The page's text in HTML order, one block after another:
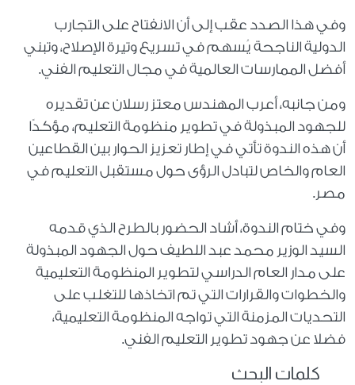
وفي هذا الصدد عقب إلى أن الانفتاح على التجارب
الدولية الناجحة يُسهم في تسريع وتيرة الإصلاح، وتبني
أفضل الممارسات العالمية في مجال التعليم الفني.
ومن جانبه، أعرب المهندس معتز رسلان عن تقديره
للجهود المبذولة في تطوير منظومة التعليم، مؤكدًا
أن هذه الندوة تأتي في إطار تعزيز الحوار بين القطاعين
العام والخاص لتبادل الرؤى حول مستقبل التعليم في
مصر.
وفي ختام الندوة، أشاد الحضور بالطرح الذي قدمه
السيد الوزير محمد عبد اللطيف حول الجهود المبذولة
على مدار العام الدراسي لتطوير المنظومة التعليمية
والخطوات والقرارات التي تم اتخاذها للتغلب على
التحديات المزمنة التي تواجه المنظومة التعليمية،
فضلا عن جهود تطوير التعليم الفني.
كلمات البحث